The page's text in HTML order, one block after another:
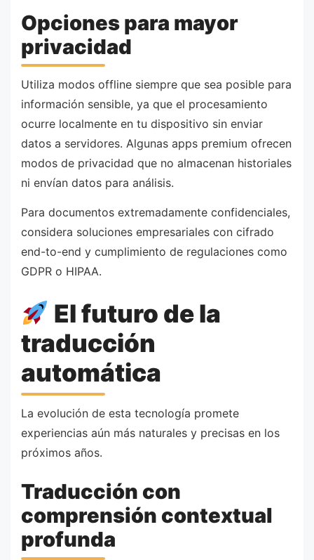
Opciones para mayor
privacidad
Utiliza modos offline siempre que sea posible para
información sensible, ya que el procesamiento
ocurre localmente en tu dispositivo sin enviar
datos a servidores. Algunas apps premium ofrecen
modos de privacidad que no almacenan historiales
ni envían datos para análisis.
Para documentos extremadamente confidenciales,
considera soluciones empresariales con cifrado
end-to-end y cumplimiento de regulaciones como
GDPR o HIPAA.
El futuro de la
traducción
automática
La evolución de esta tecnología promete
experiencias aún más naturales y precisas en los
próximos años.
Traducción con
comprensión contextual
profunda